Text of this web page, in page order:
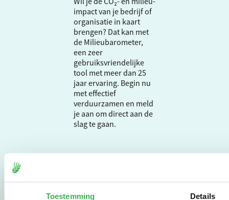
Toestemming Details
impact van je bedrijf of
organisatie in kaart
brengen? Dat kan met
de Milieubarometer,
een zeer
gebruiksvriendelijke
tool met meer dan 25
jaar ervaring. Begin nu
met effectief
verduurzamen en meld
je aan om direct aan de
slag te gaan.